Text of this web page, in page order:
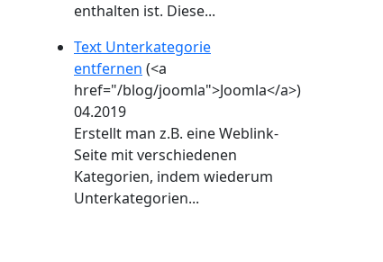
enthalten ist. Diese...
Text Unterkategorie
entfernen (<a
href="/blog/joomla">Joomla</a>)
04.2019
Erstellt man z.B. eine Weblink-
Seite mit verschiedenen
Kategorien, indem wiederum
Unterkategorien...